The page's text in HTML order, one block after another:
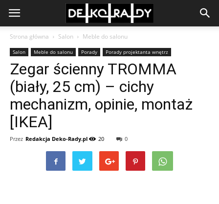
Strona główna Salon Meble do salonu
Salon Meble do salonu Porady Porady projektanta wnętrz
Zegar ścienny TROMMA
(biały, 25 cm) – cichy
mechanizm, opinie, montaż
[IKEA]
Przez Redakcja Deko-Rady.pl 20 0